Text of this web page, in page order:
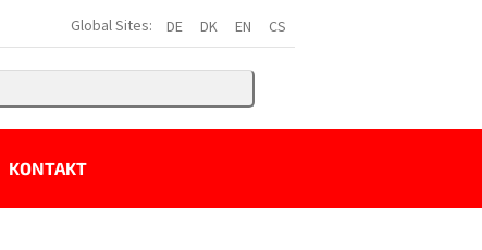
DE DK EN CS
Global Sites:
KONTAKT